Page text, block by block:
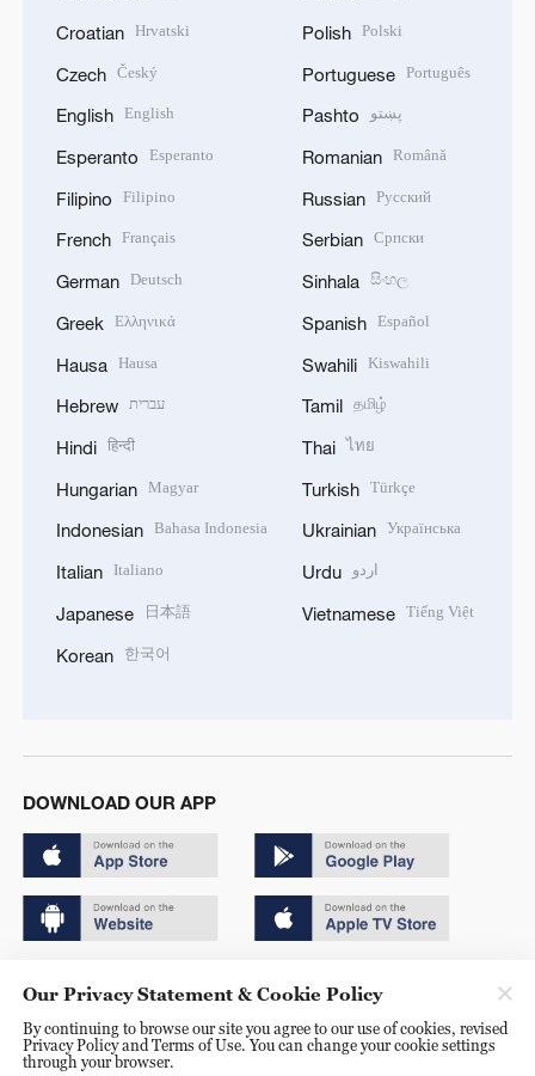
Croatian Hrvatski
Czech Český
English English
Esperanto Esperanto
Filipino Filipino
French Français
German Deutsch
Greek Ελληνικά
Hausa Hausa
Hebrew עברית
Hindi हिन्दी
Hungarian Magyar
Indonesian Bahasa Indonesia
Italian Italiano
Japanese 日本語
Korean 한국어
Polish Polski
Portuguese Português
Pashto پښتو
Romanian Română
Russian Русский
Serbian Српски
Sinhala සිංහල
Spanish Español
Swahili Kiswahili
Tamil தமிழ்
Thai ไทย
Turkish Türkçe
Ukrainian Українська
Urdu اردو
Vietnamese Tiếng Việt
DOWNLOAD OUR APP
京ICP备20000184号
京公网安备 11010502050052号
Our Privacy Statement & Cookie Policy
By continuing to browse our site you agree to our use of cookies, revised
Privacy Policy and Terms of Use. You can change your cookie settings
through your browser.